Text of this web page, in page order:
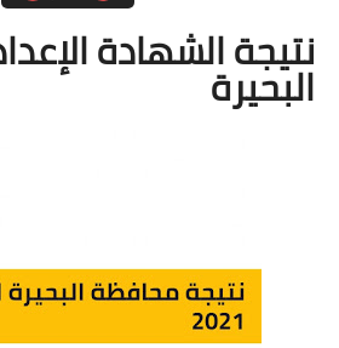
تكنولوجيا
قصص
نتيجة الشهادة
البحيرة